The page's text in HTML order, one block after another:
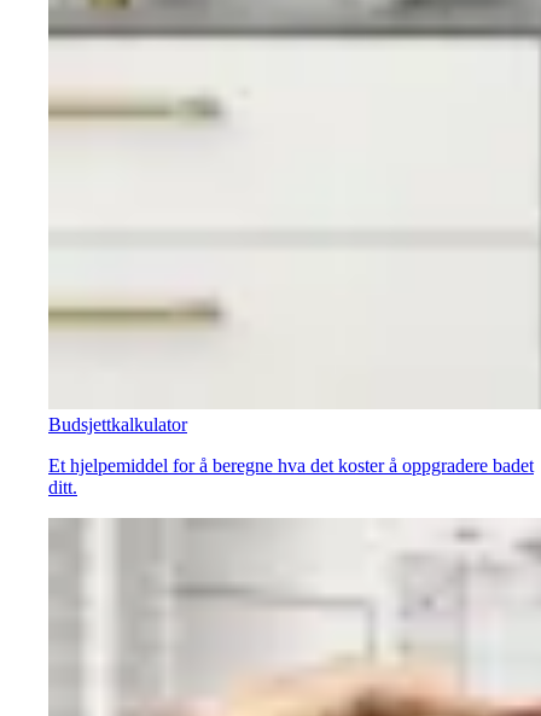
Budsjettkalkulator
Et hjelpemiddel for å beregne hva det koster å oppgradere badet
ditt.